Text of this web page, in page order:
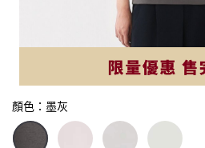
顏色：墨灰